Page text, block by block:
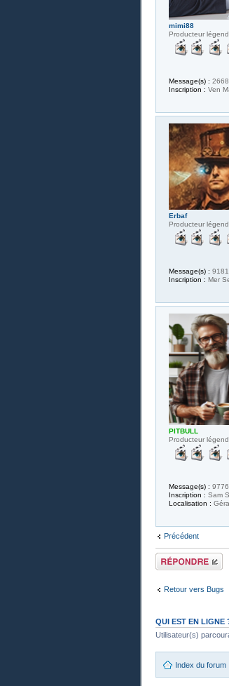
mimi88
Producteur
Message(s) : 2668
Inscription : Ven
Erbaf
Producteur
Message(s) : 9181
Inscription : Mer
PITBULL
Producteur
Message(s) : 9776
Inscription : Sam
Localisation :
Précédent
Publier une
réponse
Retour vers Bugs
QUI EST EN LIGNE
Utilisateur(s)
Index du forum